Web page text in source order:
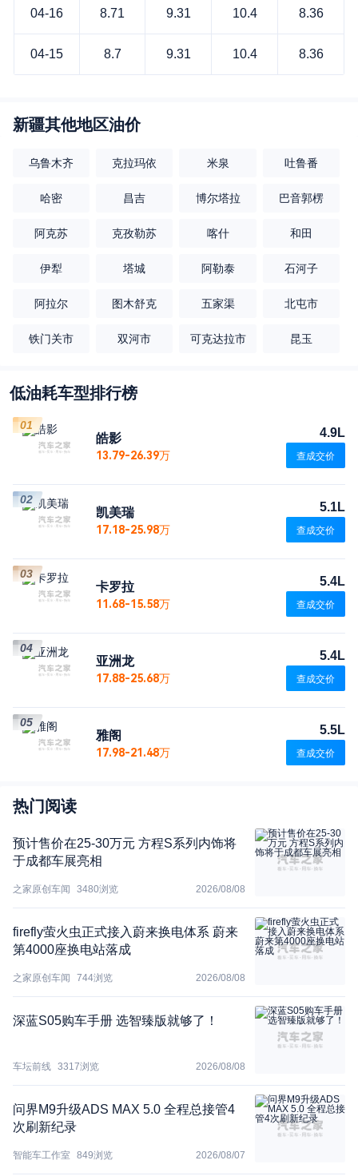
04-16 8.71 9.31 10.4 8.36
04-15 8.7 9.31 10.4 8.36
新疆其他地区油价
乌鲁木齐 克拉玛依 米泉 吐鲁番
哈密 昌吉 博尔塔拉 巴音郭楞
阿克苏 克孜勒苏 喀什 和田
伊犁 塔城 阿勒泰 石河子
阿拉尔 图木舒克 五家渠 北屯市
铁门关市 双河市 可克达拉市 昆玉
低油耗车型排行榜
皓影
13.79-26.39万
4.9L
查成交价
01
凯美瑞
17.18-25.98万
5.1L
查成交价
02
卡罗拉
11.68-15.58万
5.4L
查成交价
03
亚洲龙
17.88-25.68万
5.4L
查成交价
04
雅阁
17.98-21.48万
5.5L
查成交价
05
热门阅读
预计售价在25-30万元 方程S系列内饰将
于成都车展亮相
之家原创车闻 3480浏览 2026/08/08
firefly萤火虫正式接入蔚来换电体系 蔚来
第4000座换电站落成
之家原创车闻 744浏览 2026/08/08
深蓝S05购车手册 选智臻版就够了！
车坛前线 3317浏览 2026/08/08
问界M9升级ADS MAX 5.0 全程总接管4
次刷新纪录
智能车工作室 849浏览 2026/08/07